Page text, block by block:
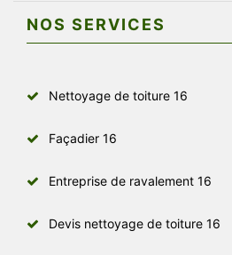
NOS SERVICES
Nettoyage de toiture 16
Façadier 16
Entreprise de ravalement 16
Devis nettoyage de toiture 16